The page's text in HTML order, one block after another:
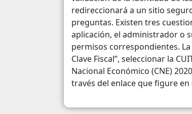
redireccionará a un sitio
preguntas. Existen tres
aplicación, el administrador o
permisos correspondientes.
Clave Fiscal”, seleccionar la
Nacional Económico (CNE)
través del enlace que figure